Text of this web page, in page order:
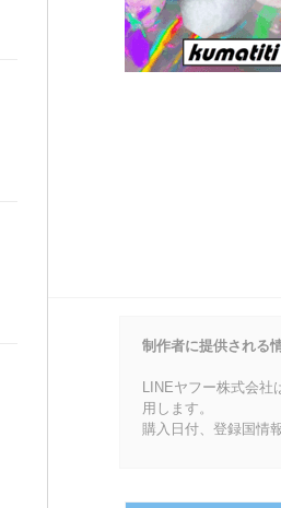
制作者に提供される
LINEヤフー株式会社
用します。
購入日付、登録国情